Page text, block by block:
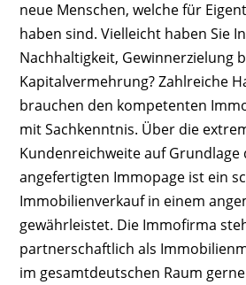
neue Menschen, welche für
haben sind. Vielleicht haben Sie
Nachhaltigkeit, Gewinnerzielung
Kapitalvermehrung? Zahlreiche
brauchen den kompetenten
mit Sachkenntnis. Über die
Kundenreichweite auf
angefertigten Immopage ist ein
Immobilienverkauf in einem
gewährleistet. Die Immofirma
partnerschaftlich als
im gesamtdeutschen Raum